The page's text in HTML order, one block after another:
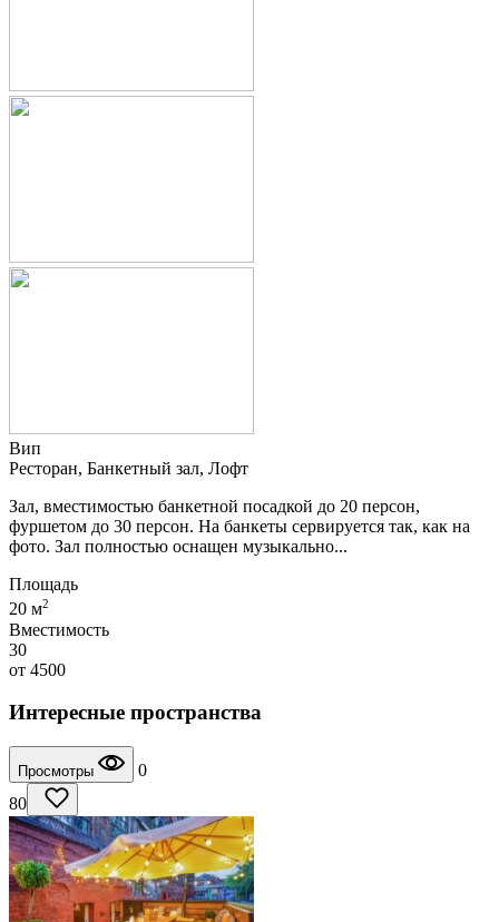
Вип
Ресторан, Банкетный зал, Лофт
Зал, вместимостью банкетной посадкой до 20 персон,
фуршетом до 30 персон. На банкеты сервируется так, как на
фото. Зал полностью оснащен музыкально...
Площадь
20 м2
Вместимость
30
от 4500
Интересные пространства
Просмотры
0
80